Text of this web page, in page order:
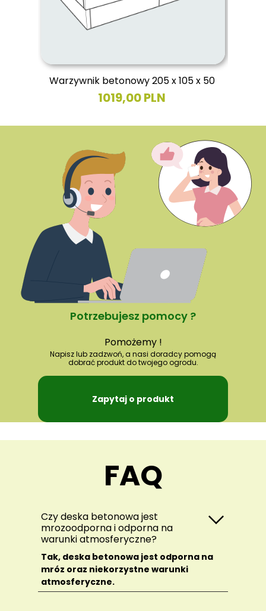
Warzywnik betonowy 205 x 105 x 50
1019,00 PLN
Zapytaj o produkt
Potrzebujesz pomocy ?
Pomożemy !
Napisz lub zadzwoń, a nasi doradcy pomogą
dobrać produkt do twojego ogrodu.
FAQ
Czy deska betonowa jest
mrozoodporna i odporna na
warunki atmosferyczne?
Tak, deska betonowa jest odporna na
mróz oraz niekorzystne warunki
atmosferyczne.